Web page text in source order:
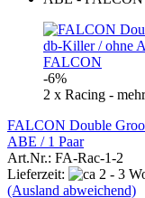
FALCON
-6%
2 x Racing -
FALCON Double
ABE / 1 Paar
Art.Nr.: FA-Rac-1-2
Lieferzeit:
(Ausland abweichend)